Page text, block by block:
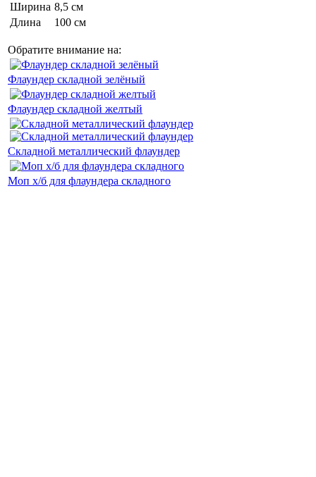
Ширина 8,5 см
Длина
100 см
Обратите внимание на:
Флаундер складной зелёный
Флаундер складной желтый
Складной металлический флаундер
Моп х/б для флаундера складного